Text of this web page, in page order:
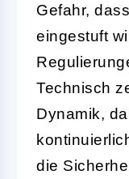
Gefahr,
eingestuft
Technisch
Dynamik,
die